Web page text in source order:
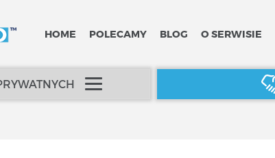
HOME POLECAMY BLOG O SERWISIE